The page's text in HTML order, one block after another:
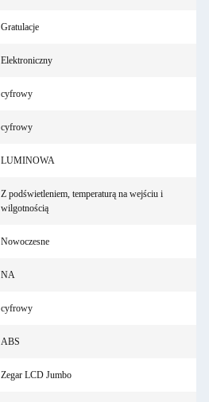
Gratulacje
Elektroniczny
cyfrowy
cyfrowy
LUMINOWA
Z podświetleniem, temperaturą na wejściu i
wilgotnością
Nowoczesne
NA
cyfrowy
ABS
Zegar LCD Jumbo